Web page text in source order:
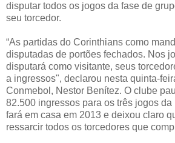
disputar todos os jogos da fase de
seu torcedor.
“As partidas do Corinthians como
disputadas de portões fechados. Nos
disputará como visitante, seus
a ingressos", declarou nesta quinta-
Conmebol, Nestor Benítez. O clube
82.500 ingressos para os três jogos
fará em casa em 2013 e deixou claro
ressarcir todos os torcedores que